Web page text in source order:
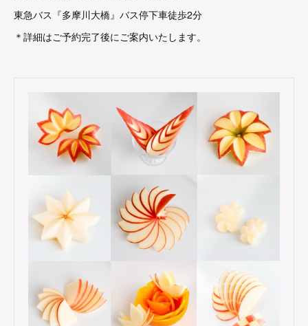
東急バス『多摩川大橋』バス停下車徒歩2分
＊詳細はご予約完了後にご案内いたします。